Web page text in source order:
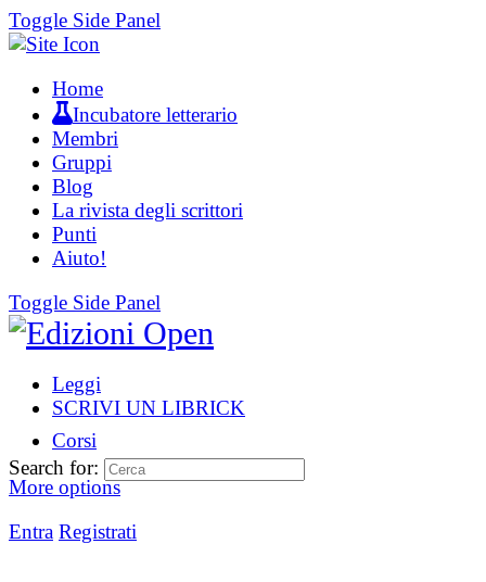
Toggle Side Panel
Home
Incubatore letterario
Membri
Gruppi
Blog
La rivista degli scrittori
Punti
Aiuto!
Toggle Side Panel
Leggi
SCRIVI UN LIBRICK
Corsi
More options
Entra Registrati
Search for: